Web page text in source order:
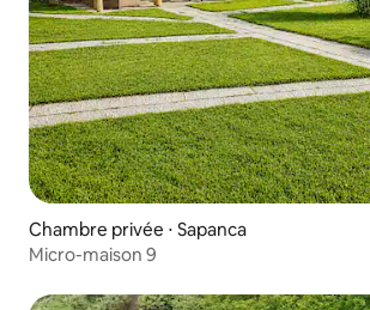
Chambre privée ⋅ Sapanca
Micro-maison 9